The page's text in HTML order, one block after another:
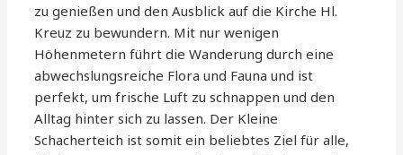
zu genießen und den Ausblick auf die Kirche Hl.
Kreuz zu bewundern. Mit nur wenigen
Höhenmetern führt die Wanderung durch eine
abwechslungsreiche Flora und Fauna und ist
perfekt, um frische Luft zu schnappen und den
Alltag hinter sich zu lassen. Der Kleine
Schacherteich ist somit ein beliebtes Ziel für alle,